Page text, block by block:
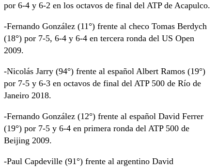
por 6-4 y 6-2 en los octavos de final del ATP de Acapulco.
-Fernando González (11°) frente al checo Tomas Berdych
(18°) por 7-5, 6-4 y 6-4 en tercera ronda del US Open
2009.
-Nicolás Jarry (94°) frente al español Albert Ramos (19°)
por 7-5 y 6-3 en octavos de final del ATP 500 de Río de
Janeiro 2018.
-Fernando González (12°) frente al español David Ferrer
(19°) por 7-5 y 6-4 en primera ronda del ATP 500 de
Beijing 2009.
-Paul Capdeville (91°) frente al argentino David